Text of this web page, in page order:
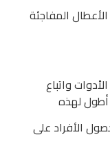
المفاجئة
واتباع
لهذه
الأفراد على